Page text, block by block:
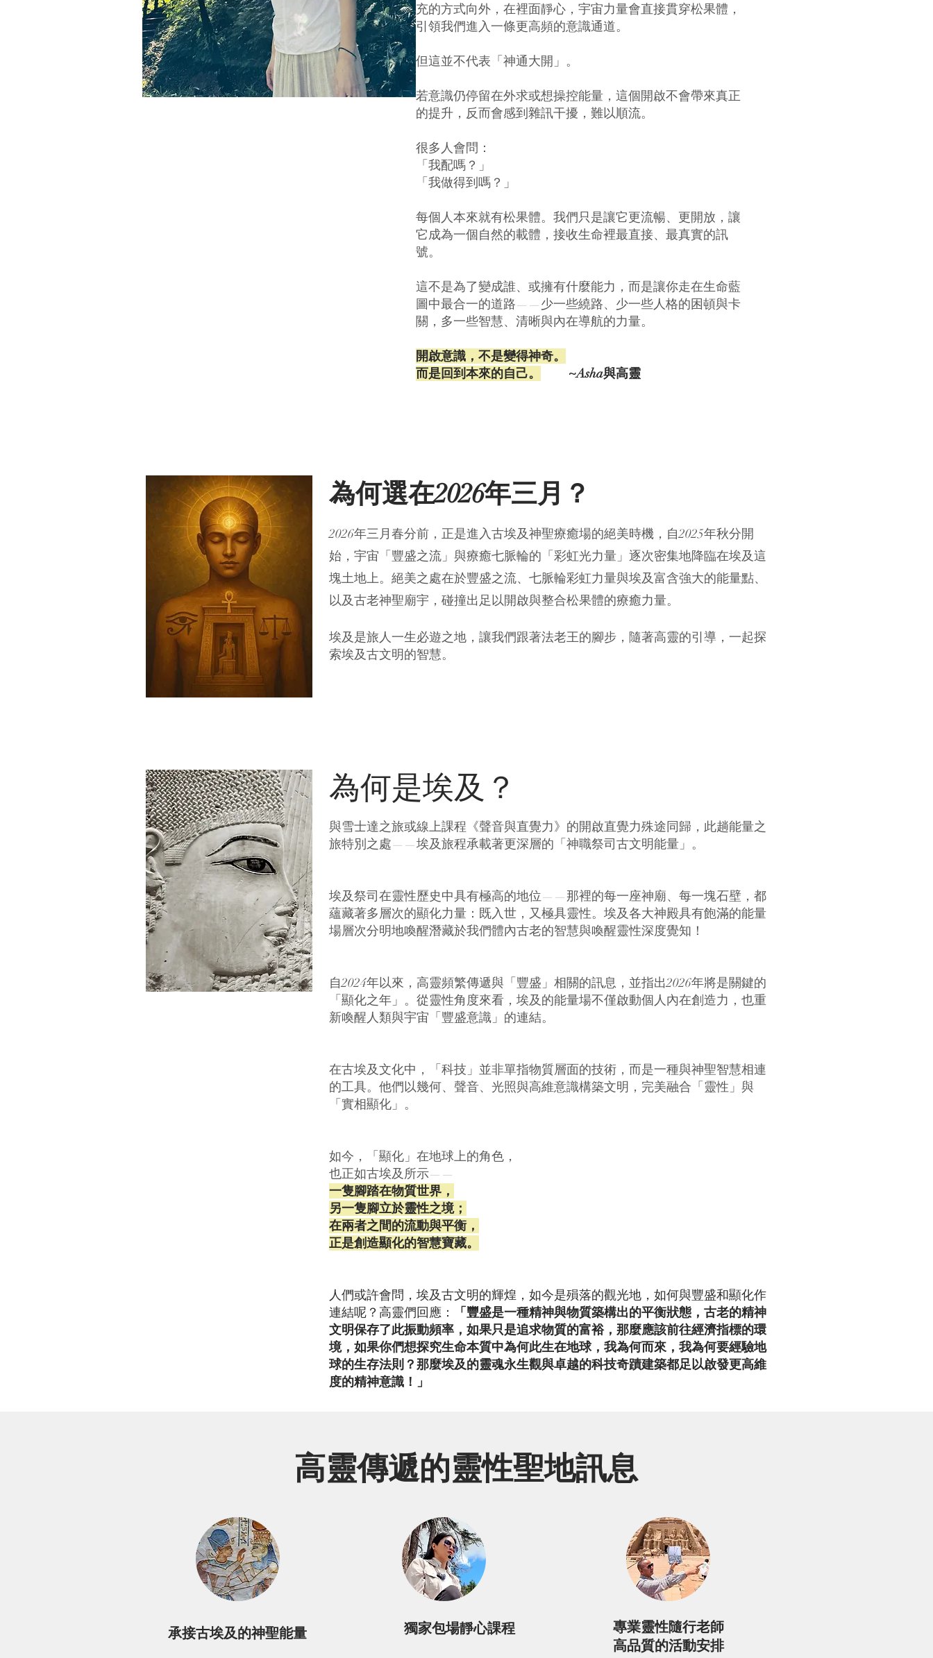
充的方式向外，在裡面靜心，宇宙力量會直接貫穿松果體，
引領我們進入一條更高頻的意識通道。
但這並不代表「神通大開」。
若意識仍停留在外求或想操控能量，這個開啟不會帶來真正
的提升，反而會感到雜訊干擾，難以順流。
很多人會問：
「我配嗎？」
「我做得到嗎？」
每個人本來就有松果體。我們只是讓它更流暢、更開放， 讓
它成為一個自然的載體，接收生命裡最直接、最真實的訊
號。
這不是為了變成誰、或擁有什麼能力， 而是讓你走在生命藍
圖中最合一的道路——少一些繞路、少一些人格的困頓與卡
關， 多一些智慧、清晰與內在導航的力量。
開啟意識，不是變得神奇。
而是回到本來的自己。
~Asha與高靈
為何選在2026年三月？
2026年三月春分前，正是進入古埃及神聖療癒場的絕美時機，自2025年秋分開
始，宇宙「豐盛之流」與療癒七脈輪的「彩虹光力量」逐次密集地降臨在埃及這
塊土地上。絕美之處在於豐盛之流、七脈輪彩虹力量與埃及富含強大的能量點、
以及古老神聖廟宇，碰撞出足以開啟與整合松果體的療癒力量。
埃及是旅人一生必遊之地，讓我們跟著法老王的腳步，隨著高靈的引導，一起探
索埃及古文明的智慧。
為何是埃及？
與雪士達之旅或線上課程《聲音與直覺力》的開啟直覺力殊途同歸，此趟能量之
旅特別之處——埃及旅程承載著更深層的「神職祭司古文明能量」。
埃及祭司在靈性歷史中具有極高的地位——那裡的每一座神廟、每一塊石壁，都
蘊藏著多層次的顯化力量：既入世，又極具靈性。 埃及各大神殿具有飽滿的能量
場層次分明地喚醒潛藏於我們體內古老的智慧與喚醒靈性深度覺知！
自2024年以來，高靈頻繁傳遞與「豐盛」相關的訊息，並指出2026年將是關鍵的
「顯化之年」。從靈性角度來看，埃及的能量場不僅啟動個人內在創造力，也重
新喚醒人類與宇宙「豐盛意識」的連結。
在古埃及文化中，「科技」並非單指物質層面的技術， 而是一種與神聖智慧相連
的工具。 他們以幾何、聲音、光照與高維意識構築文明， 完美融合「靈性」與
「實相顯化」。
如今，「顯化」在地球上的角色，
也正如古埃及所示——
一隻腳踏在物質世界，
另一隻腳立於靈性之境；
在兩者之間的流動與平衡，
正是創造顯化的智慧寶藏。
人們或許會問，埃及古文明的輝煌，如今是殞落的觀光地，如何與豐盛和顯化作
連結呢？高靈們回應：
「豐盛是一種精神與物質築構出的平衡狀態，古老的精神
文明保存了此振動頻率，如果只是追求物質的富裕，那麼應該前往經濟指標的環
境，如果你們想探究生命本質中為何此生在地球，我為何而來，我為何要經驗地
球的生存法則？那麼埃及的靈魂永生觀與卓越的科技奇蹟建築都足以啟發更高維
度的精神意識！」
高靈傳遞的靈性聖地訊息
​​承接古埃及的神聖能量 獨家包場靜心課程
專業靈性隨行老師
高品質的活動安排